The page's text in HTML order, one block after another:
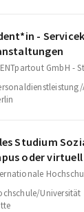
-
GmbH -
Studium
oder virtuell
Universität